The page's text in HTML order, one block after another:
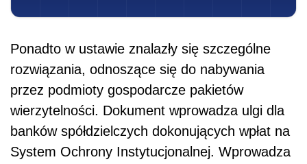
Ponadto w ustawie znalazły się szczególne
rozwiązania, odnoszące się do nabywania
przez podmioty gospodarcze pakietów
wierzytelności. Dokument wprowadza ulgi dla
banków spółdzielczych dokonujących wpłat na
System Ochrony Instytucjonalnej. Wprowadza